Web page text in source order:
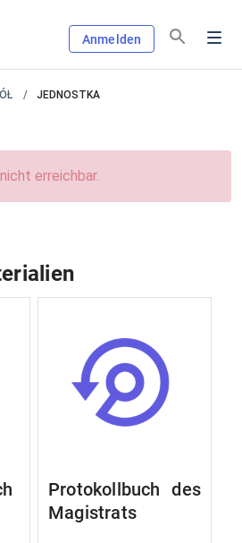
Anmelden
JEDNOSTKA
erreichbar.
Protokollbuch des
Magistrats